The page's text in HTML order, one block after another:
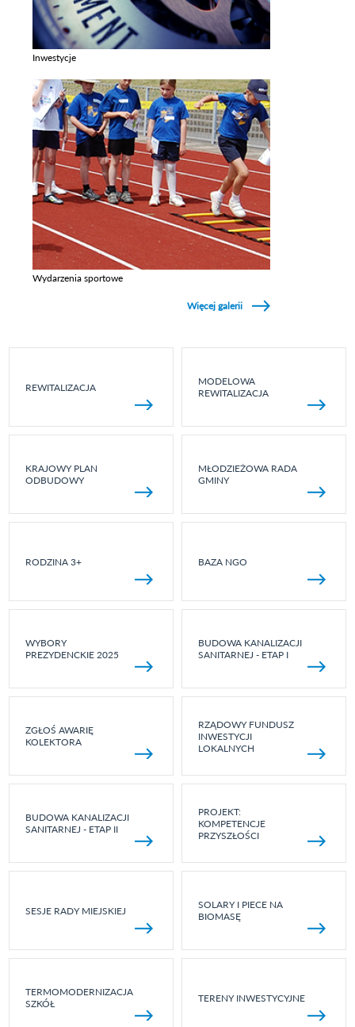
Inwestycje
Wydarzenia sportowe
Więcej galerii
REWITALIZACJA
MODELOWA
REWITALIZACJA
KRAJOWY PLAN
ODBUDOWY
MŁODZIEŻOWA RADA
GMINY
RODZINA 3+ BAZA NGO
WYBORY
PREZYDENCKIE 2025
BUDOWA KANALIZACJI
SANITARNEJ - ETAP I
ZGŁOŚ AWARIĘ
KOLEKTORA
RZĄDOWY FUNDUSZ
INWESTYCJI
LOKALNYCH
BUDOWA KANALIZACJI
SANITARNEJ - ETAP II
PROJEKT:
KOMPETENCJE
PRZYSZŁOŚCI
SESJE RADY MIEJSKIEJ
SOLARY I PIECE NA
BIOMASĘ
TERMOMODERNIZACJA
SZKÓŁ
TERENY INWESTYCYJNE